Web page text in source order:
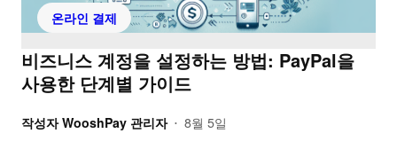
온라인 결제
비즈니스 계정을 설정하는 방법: PayPal을
사용한 단계별 가이드
작성자 WooshPay 관리자 • 8월 5일